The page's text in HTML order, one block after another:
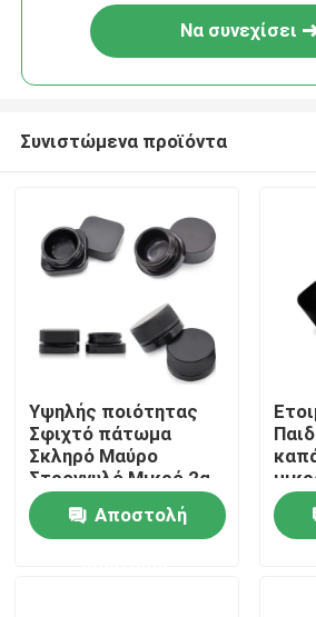
Σπίτι
Προϊόντα
Να συνεχίσει
Συνιστώμενα προϊόντα
Υψηλής ποιότητας
Σφιχτό πάτωμα
Σκληρό Μαύρο
Στρογγυλό Μικρό 2g
5ml 9ml 1 Gram 7ml
Κωνσταντικό Βάζο με
γυαλισμένο
Αποστολή